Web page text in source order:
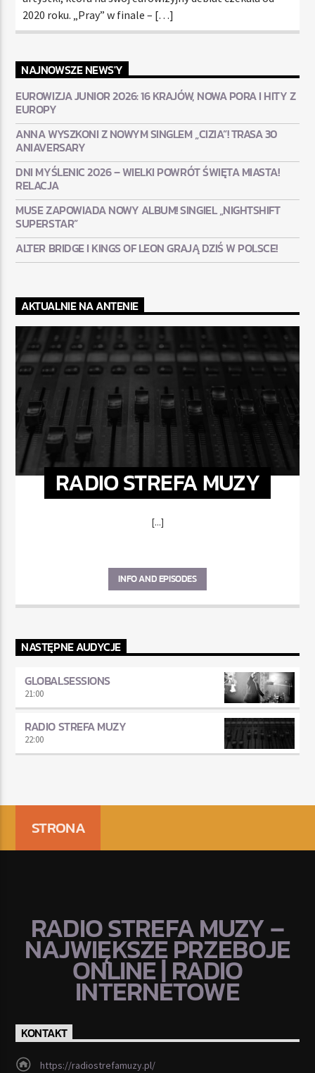
2020 roku. „Pray” w finale – […]
NAJNOWSZE NEWS'Y
EUROWIZJA JUNIOR 2026: 16 KRAJÓW, NOWA PORA I HITY Z
EUROPY
ANNA WYSZKONI Z NOWYM SINGLEM „CIZIA”! TRASA 30
ANIAVERSARY
DNI MYŚLENIC 2026 – WIELKI POWRÓT ŚWIĘTA MIASTA!
RELACJA
MUSE ZAPOWIADA NOWY ALBUM! SINGIEL „NIGHTSHIFT
SUPERSTAR”
ALTER BRIDGE I KINGS OF LEON GRAJĄ DZIŚ W POLSCE!
AKTUALNIE NA ANTENIE
RADIO STREFA MUZY
[...]
INFO AND EPISODES
NASTĘPNE AUDYCJE
GLOBALSESSIONS
21:00
RADIO STREFA MUZY
22:00
STRONA
RADIO STREFA MUZY –
NAJWIĘKSZE PRZEBOJE
ONLINE | RADIO
INTERNETOWE
KONTAKT
https://radiostrefamuzy.pl/